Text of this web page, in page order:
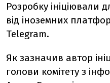
Розробку ініціювали
від іноземних
Telegram.
Як зазначив автор
голови комітету з